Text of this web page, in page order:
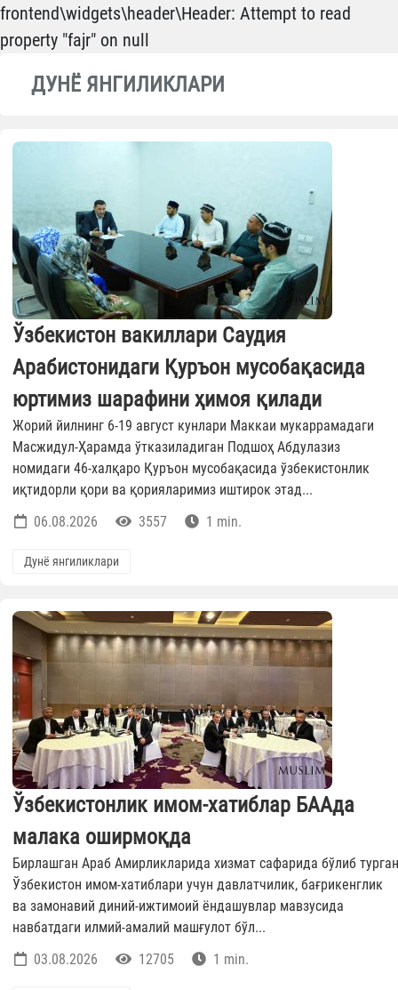
frontend\widgets\header\Header: Attempt to read
property "fajr" on null
ДУНЁ ЯНГИЛИКЛАРИ
Ўзбекистон вакиллари Саудия
Арабистонидаги Қуръон мусобақасида
юртимиз шарафини ҳимоя қилади
Жорий йилнинг 6-19 август кунлари Маккаи мукаррамадаги
Масжидул-Ҳарамда ўтказиладиган Подшоҳ Абдулазиз
номидаги 46-халқаро Қуръон мусобақасида ўзбекистонлик
иқтидорли қори ва қорияларимиз иштирок этад...
06.08.2026
3557 1 min.
Дунё янгиликлари
Ўзбекистонлик имом-хатиблар БААда
малака оширмоқда
Бирлашган Араб Амирликларида хизмат сафарида бўлиб турган
Ўзбекистон имом-хатиблари учун давлатчилик, бағрикенглик
ва замонавий диний-ижтимоий ёндашувлар мавзусида
навбатдаги илмий-амалий машғулот бўл...
03.08.2026
12705 1 min.